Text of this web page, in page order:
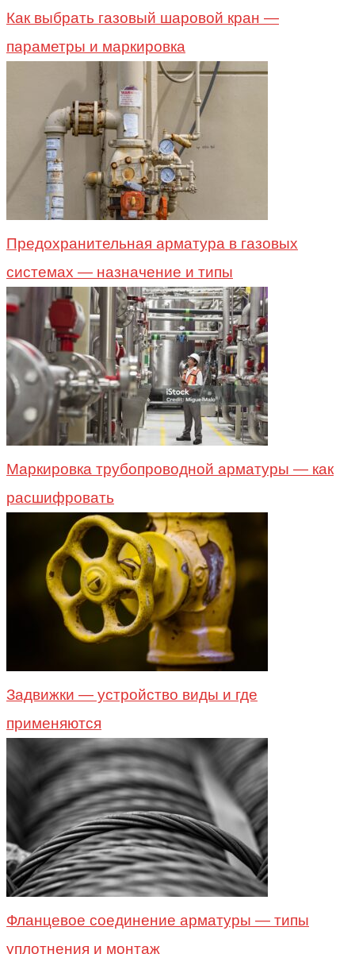
Как выбрать газовый шаровой кран —
параметры и маркировка
Предохранительная арматура в газовых
системах — назначение и типы
Маркировка трубопроводной арматуры — как
расшифровать
Задвижки — устройство виды и где
применяются
Фланцевое соединение арматуры — типы
уплотнения и монтаж